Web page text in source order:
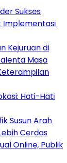
Sukses
Implementasi
Kejuruan di
Masa
Hati-Hati
Susun Arah
Cerdas
Online, Publik